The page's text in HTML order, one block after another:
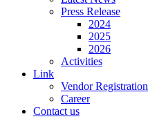
Press Release
2024
2025
2026
Activities
Link
Vendor Registration
Career
Contact us